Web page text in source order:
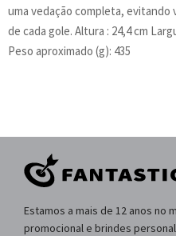
uma vedação completa,
de cada gole. Altura : 24,4 cm
Peso aproximado (g): 435
Estamos a mais de 12 anos no
promocional e brindes